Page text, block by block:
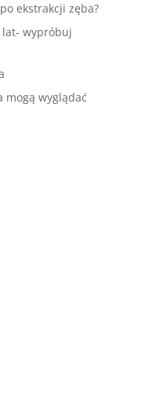
ekstrakcji zęba?
lat- wypróbuj
mogą wyglądać